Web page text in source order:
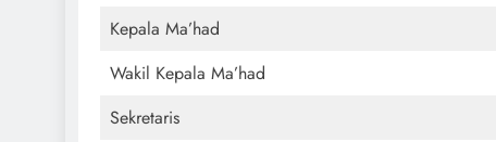
Kepala Ma’had
Wakil Kepala Ma’had
Sekretaris